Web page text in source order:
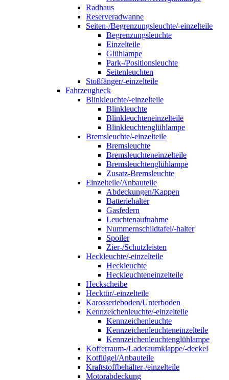
Radhaus
Reserveradwanne
Seiten-/Begrenzungsleuchte/-einzelteile
Begrenzungsleuchte
Einzelteile
Glühlampe
Park-/Positionsleuchte
Seitenleuchten
Stoßfänger/-einzelteile
Fahrzeugheck
Blinkleuchte/-einzelteile
Blinkleuchte
Blinkleuchteneinzelteile
Blinkleuchtenglühlampe
Bremsleuchte/-einzelteile
Bremsleuchte
Bremsleuchteneinzelteile
Bremsleuchtenglühlampe
Zusatz-Bremsleuchte
Einzelteile/Anbauteile
Abdeckungen/Kappen
Batteriehalter
Gasfedern
Leuchtenaufnahme
Nummernschildtafel/-halter
Spoiler
Zier-/Schutzleisten
Heckleuchte/-einzelteile
Heckleuchte
Heckleuchteneinzelteile
Heckscheibe
Hecktür/-einzelteile
Karosserieboden/Unterboden
Kennzeichenleuchte/-einzelteile
Kennzeichenleuchte
Kennzeichenleuchteneinzelteile
Kennzeichenleuchtenglühlampe
Kofferraum-/Laderaumklappe/-deckel
Kotflügel/Anbauteile
Kraftstoffbehälter-/einzelteile
Motorabdeckung